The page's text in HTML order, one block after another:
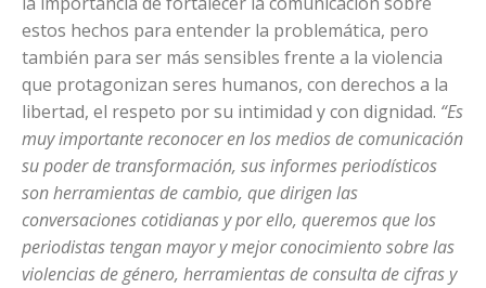
estos hechos para entender la problemática, pero
también para ser más sensibles frente a la violencia
que protagonizan seres humanos, con derechos a la
libertad, el respeto por su intimidad y con dignidad. “Es
muy importante reconocer en los medios de comunicación
su poder de transformación, sus informes periodísticos
son herramientas de cambio, que dirigen las
conversaciones cotidianas y por ello, queremos que los
periodistas tengan mayor y mejor conocimiento sobre las
violencias de género, herramientas de consulta de cifras y